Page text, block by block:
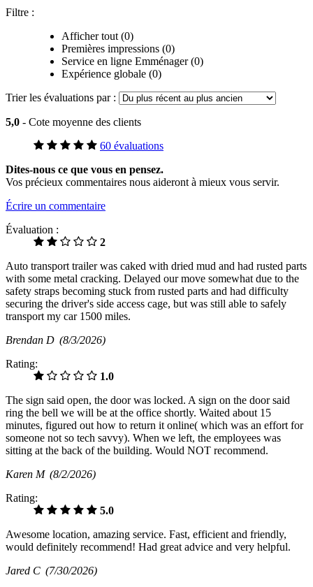
Filtre :
Afficher tout (0)
Premières impressions (0)
Service en ligne Emménager (0)
Expérience globale (0)
Trier les évaluations par :
5,0 - Cote moyenne des clients
60 évaluations
Dites-nous ce que vous en pensez.
Vos précieux commentaires nous aideront à mieux vous servir.
Écrire un commentaire
Évaluation :
2
Auto transport trailer was caked with dried mud and had rusted parts
with some metal cracking. Delayed our move somewhat due to the
safety straps becoming stuck from rusted parts and had difficulty
securing the driver's side access cage, but was still able to safely
transport my car 1500 miles.
Brendan D (8/3/2026)
Rating:
1.0
The sign said open, the door was locked. A sign on the door said
ring the bell we will be at the office shortly. Waited about 15
minutes, figured out how to return it online( which was an effort for
someone not so tech savvy). When we left, the employees was
sitting at the back of the building. Would NOT recommend.
Karen M (8/2/2026)
Rating:
5.0
Awesome location, amazing service. Fast, efficient and friendly,
would definitely recommend! Had great advice and very helpful.
Jared C (7/30/2026)